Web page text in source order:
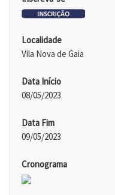
Localidade
Vila Nova de Gaia
Data Início
08/05/2023
Data Fim
09/05/2023
Cronograma